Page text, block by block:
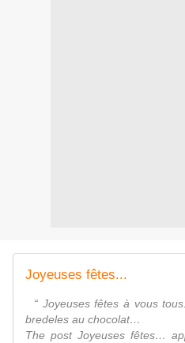
Joyeuses fêtes...
“ Joyeuses fêtes à vous
bredeles au chocolat…
The post Joyeuses fêtes…